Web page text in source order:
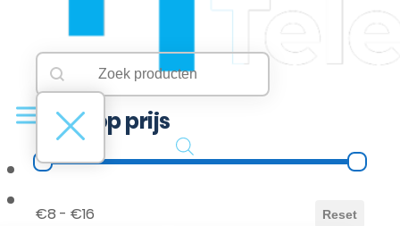
B2B Portaal
Searchbar
Search content
Filter op prijs
Filter op prijs
€8 - €16 Reset